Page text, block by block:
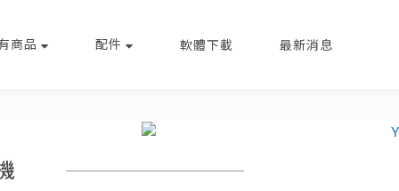
商品 配件 軟體下載 最新消息